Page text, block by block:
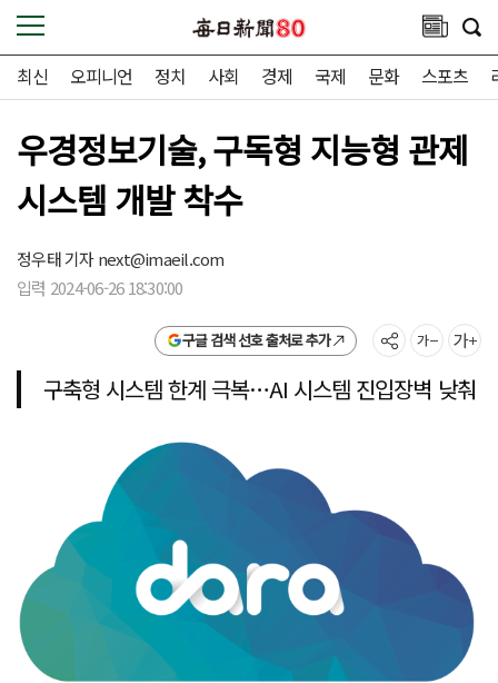
최신 오피니언 정치 사회 경제 국제 문화 스포츠
우경정보기술, 구독형 지능형 관제
시스템 개발 착수
정우태 기자next@imaeil.com
입력 2024-06-26 18:30:00
구글 검색 선호 출처로 추가
구축형 시스템 한계 극복…AI 시스템 진입장벽 낮춰